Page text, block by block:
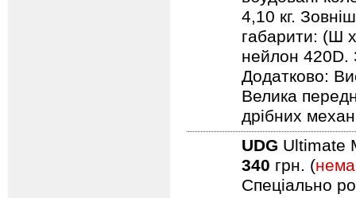
4,10 кг.
габарити: (Ш
нейлон 420D.
Додатково:
Велика
дрібних
UDG Ultimate
340 грн. (
Спеціально